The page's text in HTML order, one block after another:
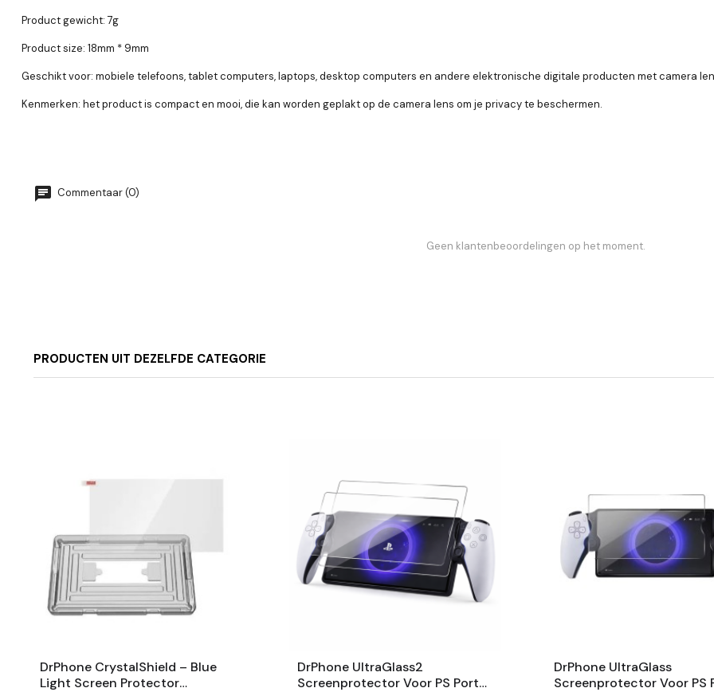
Product gewicht: 7g
Product size: 18mm * 9mm
Geschikt voor: mobiele telefoons, tablet computers, laptops, desktop computers en andere elektronische digitale producten met camera
Kenmerken: het product is compact en mooi, die kan worden geplakt op de camera lens om je privacy te beschermen.
Commentaar (0)
Geen klantenbeoordelingen op het moment.
PRODUCTEN UIT DEZELFDE CATEGORIE
DrPhone CrystalShield – Blue
Light Screen Protector
DrPhone UltraGlass2
Screenprotector Voor PS Portal
DrPhone UltraGlass
Screenprotector Voor PS